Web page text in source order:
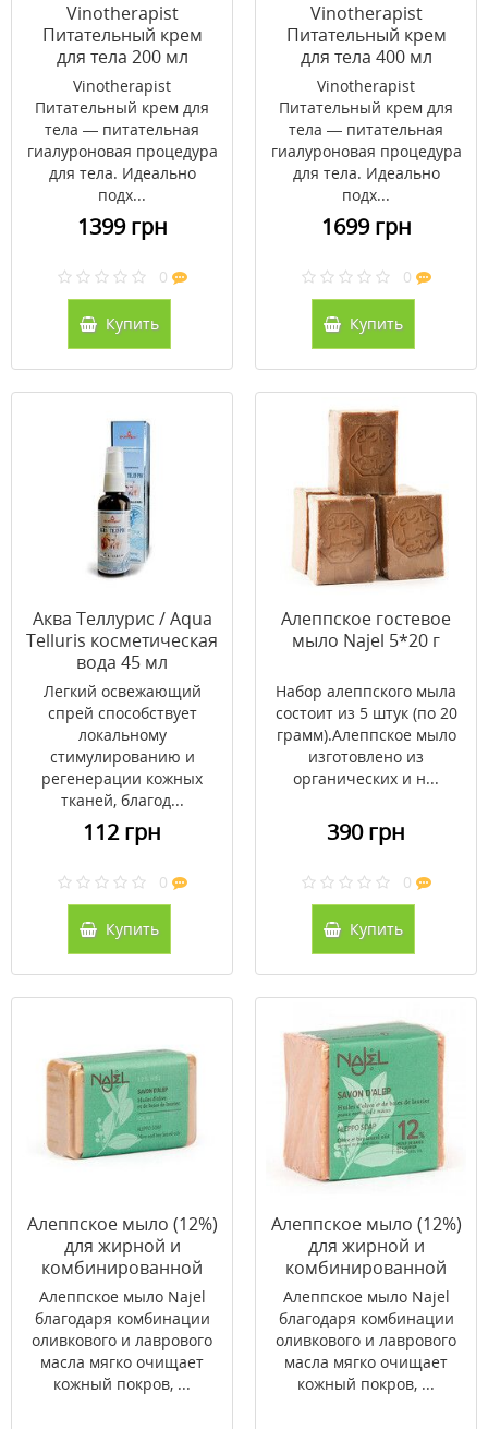
Vinotherapist
Питательный крем
для тела 200 мл
Vinotherapist
Питательный крем для
тела — питательная
гиалуроновая процедура
для тела. Идеально
подх...
1399 грн
0
Купить
Vinotherapist
Питательный крем
для тела 400 мл
Vinotherapist
Питательный крем для
тела — питательная
гиалуроновая процедура
для тела. Идеально
подх...
1699 грн
0
Купить
Аква Теллурис / Aqua
Telluris косметическая
вода 45 мл
Легкий освежающий
спрей способствует
локальному
стимулированию и
регенерации кожных
тканей, благод...
112 грн
0
Купить
Алеппское гостевое
мыло Najel 5*20 г
Набор алеппского мыла
состоит из 5 штук (по 20
грамм).Алеппское мыло
изготовлено из
органических и н...
390 грн
0
Купить
Алеппское мыло (12%)
для жирной и
комбинированной
кожи Najel 100 г
Алеппское мыло Najel
благодаря комбинации
оливкового и лаврового
масла мягко очищает
кожный покров, ...
Алеппское мыло (12%)
для жирной и
комбинированной
кожи Najel 200 г
Алеппское мыло Najel
благодаря комбинации
оливкового и лаврового
масла мягко очищает
кожный покров, ...